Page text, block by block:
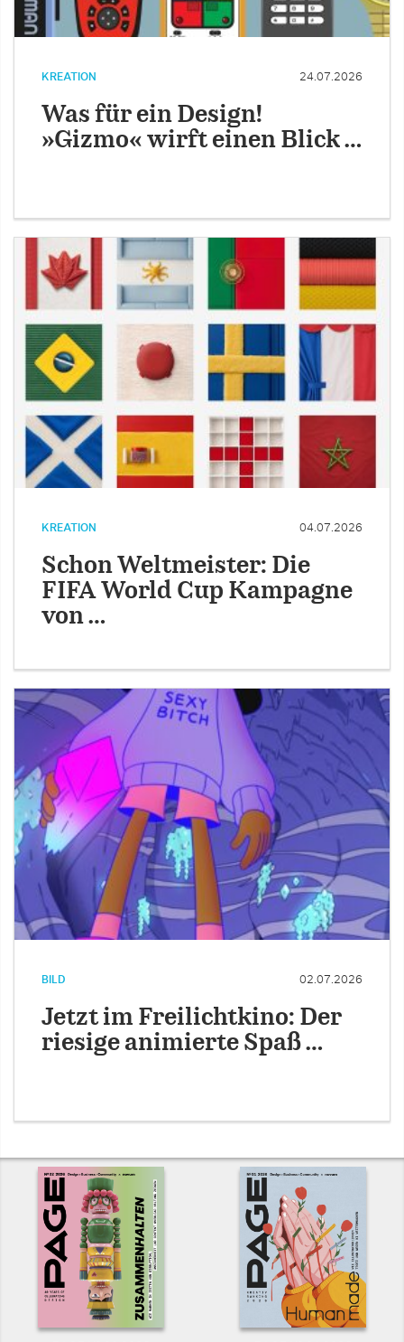
KREATION 24.07.2026
Was für ein Design!
»Gizmo« wirft einen Blick …
KREATION 04.07.2026
Schon Weltmeister: Die
FIFA World Cup Kampagne
von …
BILD 02.07.2026
Jetzt im Freilichtkino: Der
riesige animierte Spaß …